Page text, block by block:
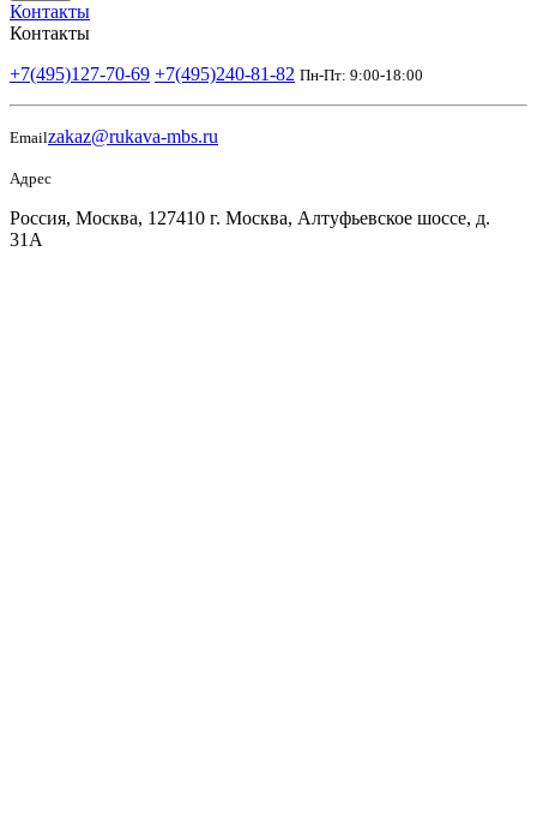
Контакты
Контакты
+7(495)127-70-69 +7(495)240-81-82 Пн-Пт: 9:00-18:00
Emailzakaz@rukava-mbs.ru
Адрес
Россия, Москва, 127410 г. Москва, Алтуфьевское шоссе, д.
31А